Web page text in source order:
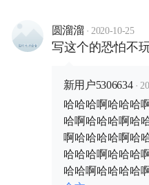
哈哈唉唉哈哈啊
哈啊哈哈哈哈啊
哈哈啊哈哈哈啊
哈哈哈啊哈哈哈
哈唉唉哈哈啊哈
啊哈哈哈哈啊哈
哈哈哈啊哈哈啊
哈哈啊哈哈哈啊
圆溜溜 · 2020-10-25
写这个的恐怕不
新用户5306634 ·
哈哈哈啊哈哈哈
哈啊哈哈哈啊哈
啊哈哈哈哈啊哈
哈哈哈啊哈哈哈
哈哈啊哈哈哈哈